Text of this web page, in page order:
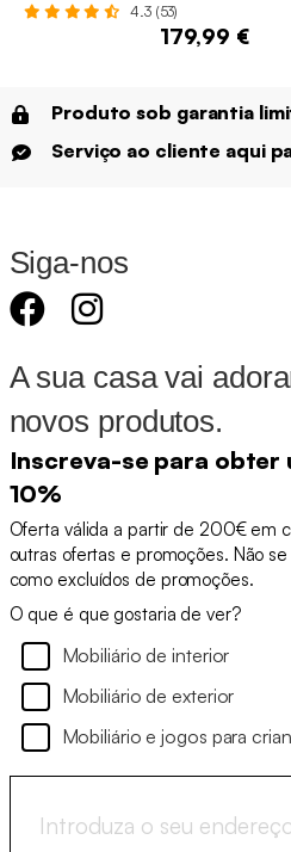
4.3 (53)
179,99 €
Produto sob garantia
Serviço ao cliente aqui
Siga-nos
A sua casa vai
novos produtos.
Inscreva-se para obter
10%
Oferta válida a partir de 200€ em
outras ofertas e promoções. Não
como excluídos de promoções.
O que é que gostaria de ver?
Mobiliário de interior
Mobiliário de exterior
Mobiliário e jogos para